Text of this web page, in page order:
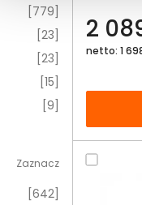
[779]
[23]
[23]
[15]
[9]
Zaznacz
[642]
2
netto: 1